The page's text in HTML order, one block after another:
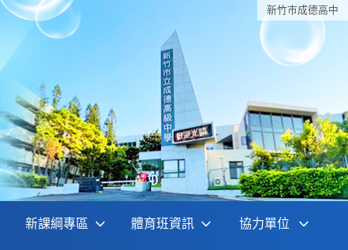
新竹巿成德高中
新課綱專區 體育班資訊 協力單位